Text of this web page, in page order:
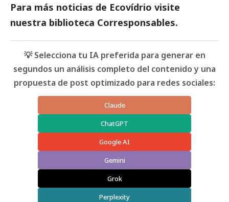
Para más noticias de Ecovídrio visite
nuestra biblioteca Corresponsables.
💡 Selecciona tu IA preferida para generar en
segundos un análisis completo del contenido y una
propuesta de post optimizado para redes sociales:
Claude
ChatGPT
Google AI
Gemini
Grok
Perplexity